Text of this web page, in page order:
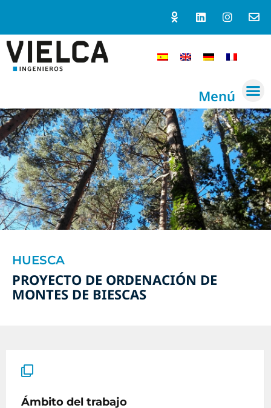
Menú
HUESCA
PROYECTO DE ORDENACIÓN DE
MONTES DE BIESCAS
Ámbito del trabajo